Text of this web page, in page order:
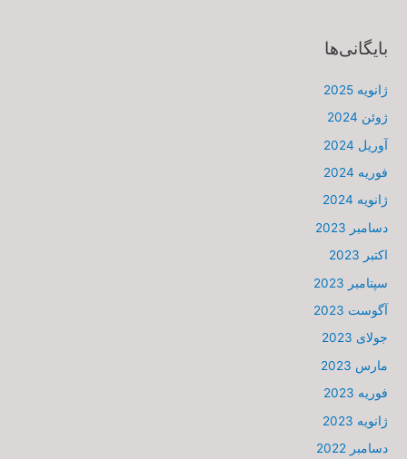
بایگانی‌ها
ژانویه 2025
ژوئن 2024
آوریل 2024
فوریه 2024
ژانویه 2024
دسامبر 2023
اکتبر 2023
سپتامبر 2023
آگوست 2023
جولای 2023
مارس 2023
فوریه 2023
ژانویه 2023
دسامبر 2022